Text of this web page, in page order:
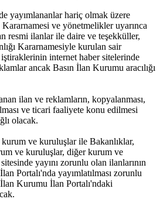
yayımlananlar hariç olmak üzere
ve yönetmelikler uyarınca
resmi ilanlar ile daire ve teşekküller,
Kararnamesiyle kurulan sair
iştiraklerinin internet haber sitelerinde
ancak Basın İlan Kurumu aracılığı
ilan ve reklamların, kopyalanması,
ve ticari faaliyete konu edilmesi
olacak.
kurum ve kuruluşlar ile Bakanlıklar,
ve kuruluşlar, diğer kurum ve
yayını zorunlu olan ilanlarının
Portalı'nda yayımlatılması zorunlu
Kurumu İlan Portalı'ndaki